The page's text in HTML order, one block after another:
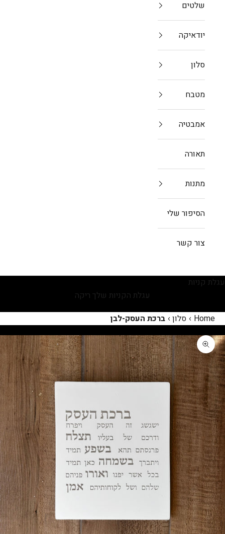
שלטים
יודאיקה
סלון
מטבח
אמבטיה
תאורה
מתנות
הסיפור שלי
צור קשר
עגלת קניות
עגלת הקניות שלך ריקה
Home
› סלון › ברכת העסק-לבן
תקריב